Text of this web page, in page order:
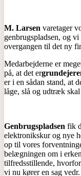
M. Larsen varetager
genbrugspladsen, og
overgangen til det ny
Medarbejderne er
på, at det er
er i en sådan stand, at
låge, slå og udtræk
Genbrugspladsen fik
elektronikskur og nye
op til vores
belægningen om i
tilfredsstillende,
vi nu kører en sag vedr.